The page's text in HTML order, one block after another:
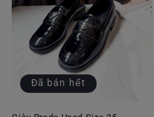
Đã bán hết